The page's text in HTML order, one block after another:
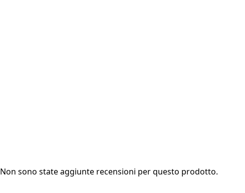
Non sono state aggiunte recensioni per questo prodotto.